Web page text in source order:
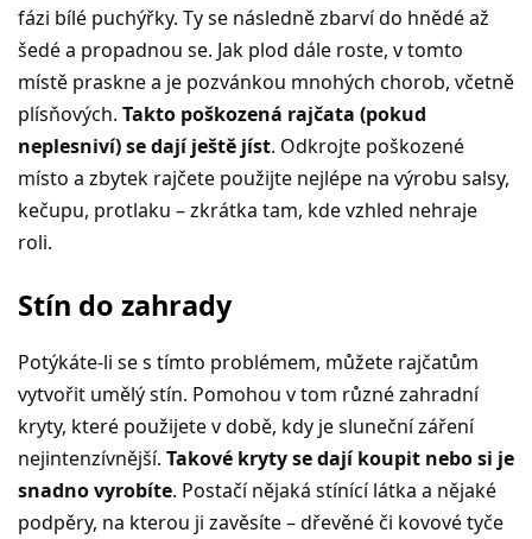
fázi bílé puchýřky. Ty se následně zbarví do hnědé až
šedé a propadnou se. Jak plod dále roste, v tomto
místě praskne a je pozvánkou mnohých chorob, včetně
plísňových. Takto poškozená rajčata (pokud
neplesniví) se dají ještě jíst. Odkrojte poškozené
místo a zbytek rajčete použijte nejlépe na výrobu salsy,
kečupu, protlaku – zkrátka tam, kde vzhled nehraje
roli.
Stín do zahrady
Potýkáte-li se s tímto problémem, můžete rajčatům
vytvořit umělý stín. Pomohou v tom různé zahradní
kryty, které použijete v době, kdy je sluneční záření
nejintenzívnější. Takové kryty se dají koupit nebo si je
snadno vyrobíte. Postačí nějaká stínící látka a nějaké
podpěry, na kterou ji zavěsíte – dřevěné či kovové tyče